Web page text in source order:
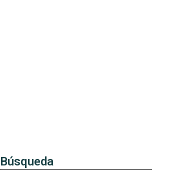
Búsqueda